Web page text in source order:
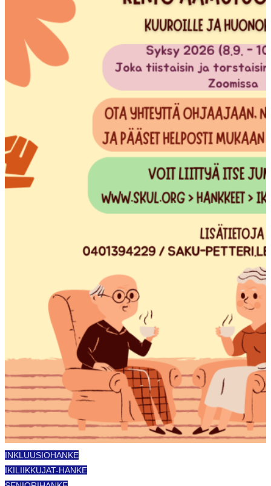
INKLUUSIOHANKE
IKILIIKKUJAT-HANKE